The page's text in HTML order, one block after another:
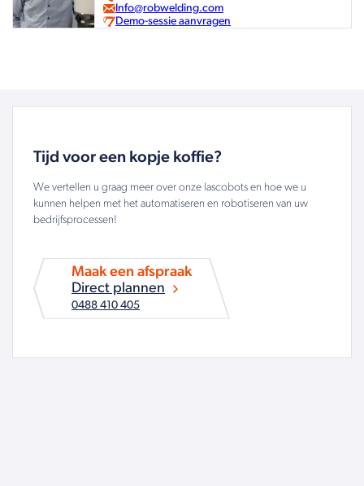
Info@robwelding.com
Demo-sessie aanvragen
Tijd voor een kopje koffie?
We vertellen u graag meer over onze lascobots en hoe we u
kunnen helpen met het automatiseren en robotiseren van uw
bedrijfsprocessen!
Maak een afspraak
Direct plannen
0488 410 405